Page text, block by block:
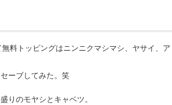
料トッピングはニンニクマシマシ、ヤサイ、ア
ーブしてみた。笑
りのモヤシとキャベツ。